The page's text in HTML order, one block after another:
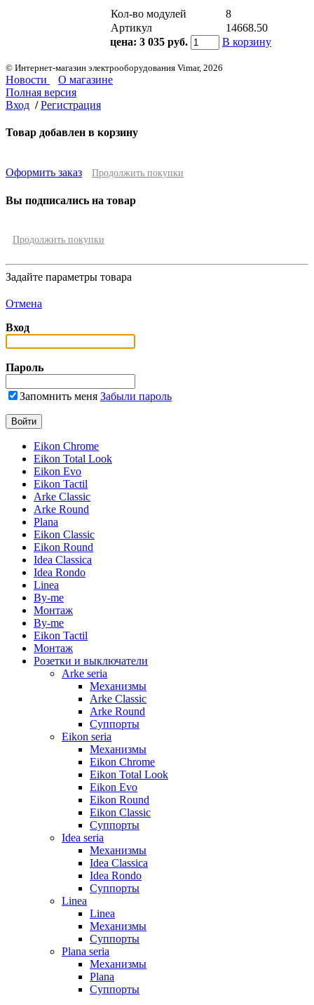
Кол-во модулей
8
Артикул
14668.50
цена: 3 035 руб. В корзину
© Интернет-магазин электрооборудования Vimar, 2026
Новости
О магазине
Полная версия
Вход / Регистрация
Товар добавлен в корзину
Оформить заказ Продолжить покупки
Вы подписались на товар
Продолжить покупки
Задайте параметры товара
Отмена
Вход
Пароль
Запомнить меня Забыли пароль
Eikon Chrome
Eikon Total Look
Eikon Evo
Eikon Tactil
Arke Classic
Arke Round
Plana
Eikon Classic
Eikon Round
Idea Classica
Idea Rondo
Linea
By-me
Монтаж
By-me
Eikon Tactil
Монтаж
Розетки и выключатели
Arke seria
Механизмы
Arke Classic
Arke Round
Суппорты
Eikon seria
Механизмы
Eikon Chrome
Eikon Total Look
Eikon Evo
Eikon Round
Eikon Classic
Суппорты
Idea seria
Механизмы
Idea Classica
Idea Rondo
Суппорты
Linea
Linea
Механизмы
Суппорты
Plana seria
Механизмы
Plana
Суппорты